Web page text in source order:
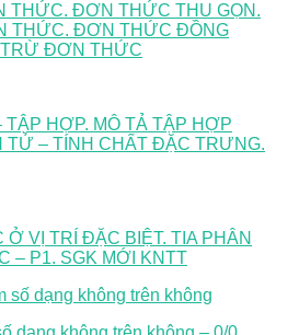
THỨC. ĐƠN THỨC THU GỌN.
THỨC. ĐƠN THỨC ĐỒNG
TRỪ ĐƠN THỨC
TẬP HỢP. MÔ TẢ TẬP HỢP
TỬ – TÍNH CHẤT ĐẶC TRƯNG.
Ở VỊ TRÍ ĐẶC BIỆT. TIA PHÂN
– P1. SGK MỚI KNTT